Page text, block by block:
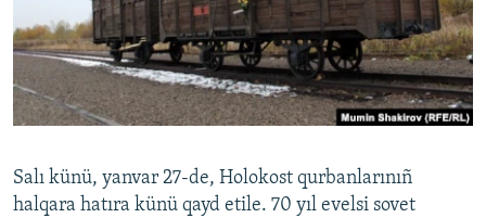
FİKİR
Русский
Українською
QOŞULIÑIZ!
Salı künü, yanvar 27-de, Holokost qurbanlarınıñ
halqara hatıra künü qayd etile. 70 yıl evelsi sovet